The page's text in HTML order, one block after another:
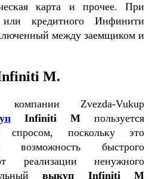
карта и прочее. При
или кредитного Инфинити
между заемщиком и
M.
Zvezda-Vukup
Infiniti М пользуется
спросом, поскольку это
возможность быстрого
реализации ненужного
выкуп Infiniti М